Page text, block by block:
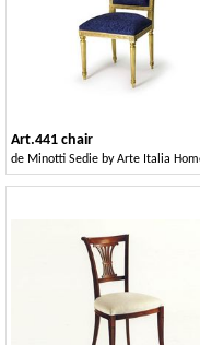
Art.441 chair
de Minotti Sedie by Arte Italia